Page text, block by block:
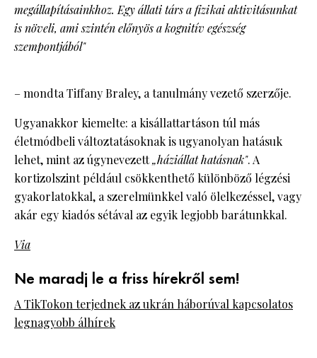
megállapításainkhoz. Egy állati társ a fizikai aktivitásunkat
is növeli, ami szintén előnyös a kognitív egészség
szempontjából"
– mondta Tiffany Braley, a tanulmány vezető szerzője.
Ugyanakkor kiemelte: a kisállattartáson túl más
életmódbeli változtatásoknak is ugyanolyan hatásuk
lehet, mint az úgynevezett„háziállat hatásnak". A
kortizolszint például csökkenthető különböző légzési
gyakorlatokkal, a szerelmünkkel való ölelkezéssel, vagy
akár egy kiadós sétával az egyik legjobb barátunkkal.
Via
Ne maradj le a friss hírekről sem!
A TikTokon terjednek az ukrán háborúval kapcsolatos
legnagyobb álhírek